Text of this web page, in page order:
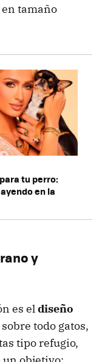
tamaño
tu perro:
en la
y
es eldiseño
todo gatos,
tipo refugio,